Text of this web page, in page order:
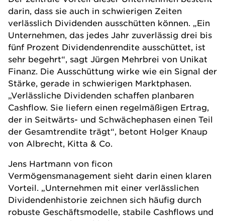
darin, dass sie auch in schwierigen Zeiten
verlässlich Dividenden ausschütten können. „Ein
Unternehmen, das jedes Jahr zuverlässig drei bis
fünf Prozent Dividendenrendite ausschüttet, ist
sehr begehrt“, sagt Jürgen Mehrbrei von Unikat
Finanz. Die Ausschüttung wirke wie ein Signal der
Stärke, gerade in schwierigen Marktphasen.
„Verlässliche Dividenden schaffen planbaren
Cashflow. Sie liefern einen regelmäßigen Ertrag,
der in Seitwärts- und Schwächephasen einen Teil
der Gesamtrendite trägt“, betont Holger Knaup
von Albrecht, Kitta & Co.
Jens Hartmann von ficon
Vermögensmanagement sieht darin einen klaren
Vorteil. „Unternehmen mit einer verlässlichen
Dividendenhistorie zeichnen sich häufig durch
robuste Geschäftsmodelle, stabile Cashflows und